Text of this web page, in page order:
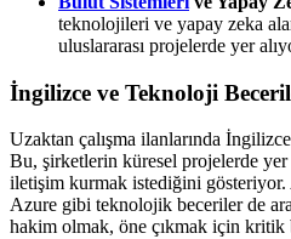
teknolojileri ve yapay zeka
uluslararası projelerde yer
İngilizce ve Teknoloji
Uzaktan çalışma ilanlarında
Bu, şirketlerin küresel projelerde
iletişim kurmak istediğini gösteriyor.
Azure gibi teknolojik beceriler de
hakim olmak, öne çıkmak için kritik